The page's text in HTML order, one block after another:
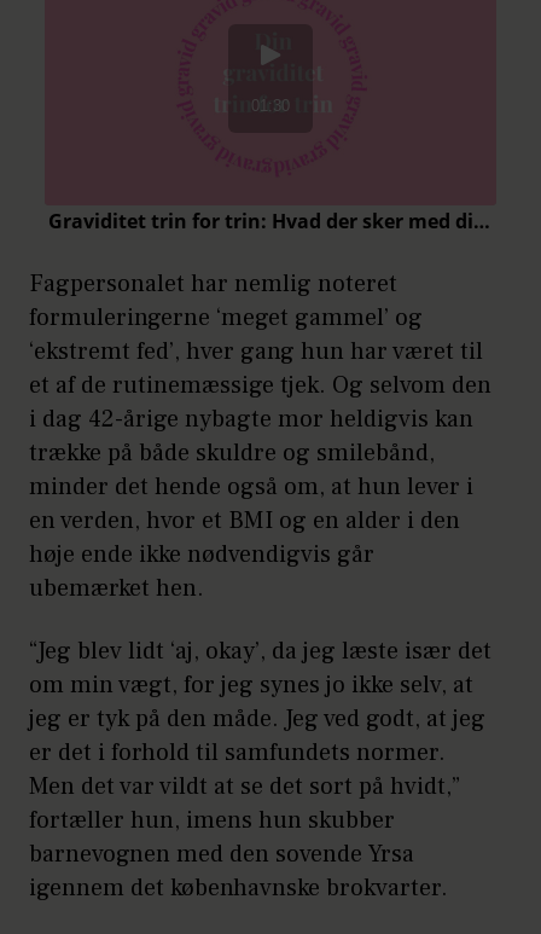
Fagpersonalet har nemlig noteret
formuleringerne ‘meget gammel’ og
‘ekstremt fed’, hver gang hun har været til
et af de rutinemæssige tjek. Og selvom den
i dag 42-årige nybagte mor heldigvis kan
trække på både skuldre og smilebånd,
minder det hende også om, at hun lever i
en verden, hvor et BMI og en alder i den
høje ende ikke nødvendigvis går
ubemærket hen.
“Jeg blev lidt ‘aj, okay’, da jeg læste især det
om min vægt, for jeg synes jo ikke selv, at
jeg er tyk på den måde. Jeg ved godt, at jeg
er det i forhold til samfundets normer.
Men det var vildt at se det sort på hvidt,”
fortæller hun, imens hun skubber
barnevognen med den sovende Yrsa
igennem det københavnske brokvarter.